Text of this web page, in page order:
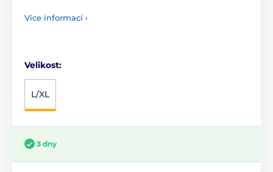
Více informací ›
Velikost:
L/XL
3 dny